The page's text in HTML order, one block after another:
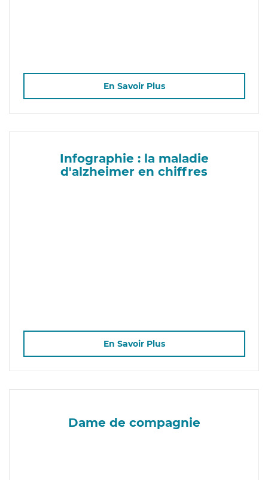
En Savoir Plus
Infographie : la maladie
d'alzheimer en chiffres
En Savoir Plus
Dame de compagnie